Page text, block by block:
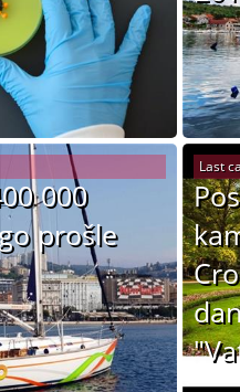
000
prošle
Last